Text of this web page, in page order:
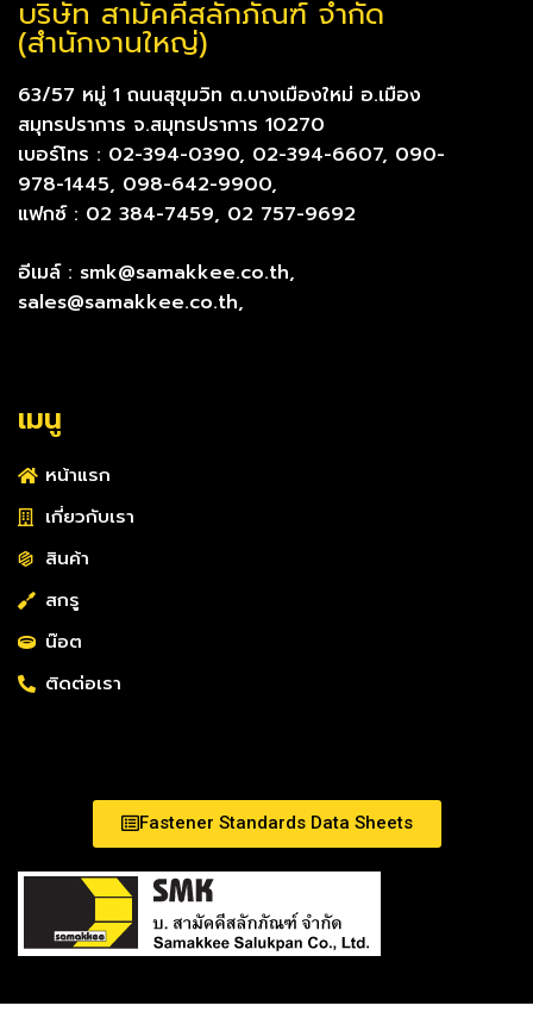
บริษัท สามัคคีสลักภัณฑ์ จำกัด
(สำนักงานใหญ่)
63/57 หมู่ 1 ถนนสุขุมวิท ต.บางเมืองใหม่ อ.เมือง
สมุทรปราการ จ.สมุทรปราการ 10270
เบอร์โทร : 02-394-0390, 02-394-6607, 090-
978-1445, 098-642-9900,
แฟกซ์ : 02 384-7459, 02 757-9692
อีเมล์ : smk@samakkee.co.th,
sales@samakkee.co.th,
เมนู
หน้าแรก
เกี่ยวกับเรา
สินค้า
สกรู
น๊อต
ติดต่อเรา
Fastener Standards Data Sheets